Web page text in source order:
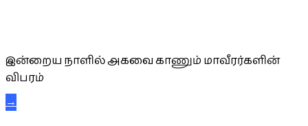
இன்றைய நாளில் அகவை காணும் மாவீரர்களின்
விபரம்
→